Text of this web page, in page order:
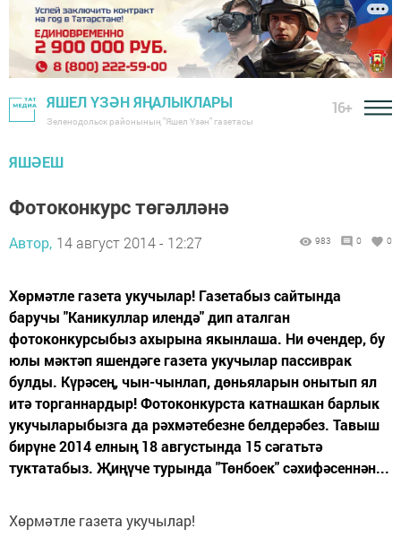
ЯШЕЛ ҮЗӘН ЯҢАЛЫКЛАРЫ
Зеленодольск районының "Яшел Үзән" газетасы
16+
ЯШӘЕШ
Фотоконкурс төгәлләнә
Автор, 14 август 2014 - 12:27 983 0 0
Хөрмәтле газета укучылар! Газетабыз сайтында
баручы "Каникуллар илендә" дип аталган
фотоконкурсыбыз ахырына якынлаша. Ни өчендер, бу
юлы мәктәп яшендәге газета укучылар пассиврак
булды. Күрәсең, чын-чынлап, дөньяларын онытып ял
итә торганнардыр! Фотоконкурста катнашкан барлык
укучыларыбызга да рәхмәтебезне белдерәбез. Тавыш
бирүне 2014 елның 18 августында 15 сәгатьтә
туктатабыз. Җиңүче турында "Төнбоек" сәхифәсеннән...
Хөрмәтле газета укучылар!